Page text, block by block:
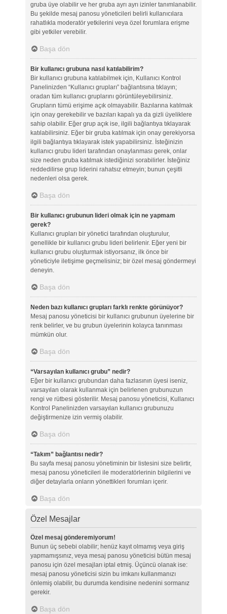
gruba üye olabilir ve her gruba ayrı ayrı izinler tanımlanabilir.
Bu şekilde mesaj panosu yöneticileri belirli kullanıcılara
rahatlıkla moderatör yetkilerini veya özel forumlara erişme
gibi yetkiler verebilir.
Başa dön
Bir kullanıcı grubuna nasıl katılabilirim?
Bir kullanıcı grubuna katılabilmek için, Kullanıcı Kontrol
Panelinizden “Kullanıcı grupları” bağlantısına tıklayın;
oradan tüm kullanıcı gruplarını görüntüleyebilirsiniz.
Grupların tümü erişime açık olmayabilir. Bazılarına katılmak
için onay gerekebilir ve bazıları kapalı ya da gizli üyeliklere
sahip olabilir. Eğer grup açık ise, ilgili bağlantıya tıklayarak
katılabilirsiniz. Eğer bir gruba katılmak için onay gerekiyorsa
ilgili bağlantıya tıklayarak istek yapabilirsiniz. İsteğinizin
kullanıcı grubu lideri tarafından onaylanması gerek, onlar
size neden gruba katılmak istediğinizi sorabilirler. İsteğiniz
reddedilirse grup liderini rahatsız etmeyin; bunun çeşitli
nedenleri olsa gerek.
Başa dön
Bir kullanıcı grubunun lideri olmak için ne yapmam
gerek?
Kullanıcı grupları bir yönetici tarafından oluşturulur,
genellikle bir kullanıcı grubu lideri belirlenir. Eğer yeni bir
kullanıcı grubu oluşturmak istiyorsanız, ilk önce bir
yöneticiyle iletişime geçmelisiniz; bir özel mesaj göndermeyi
deneyin.
Başa dön
Neden bazı kullanıcı grupları farklı renkte görünüyor?
Mesaj panosu yöneticisi bir kullanıcı grubunun üyelerine bir
renk belirler, ve bu grubun üyelerinin kolayca tanınması
mümkün olur.
Başa dön
“Varsayılan kullanıcı grubu” nedir?
Eğer bir kullanıcı grubundan daha fazlasının üyesi iseniz,
varsayılan olarak kullanmak için belirlenen grubunuzun
rengi ve rütbesi gösterilir. Mesaj panosu yöneticisi, Kullanıcı
Kontrol Panelinizden varsayılan kullanıcı grubunuzu
değiştirmenize izin vermiş olabilir.
Başa dön
“Takım” bağlantısı nedir?
Bu sayfa mesaj panosu yönetiminin bir listesini size belirtir,
mesaj panosu yöneticileri ile moderatörlerinin bilgilerini ve
diğer detaylarla onların yönettikleri forumları içerir.
Başa dön
Özel Mesajlar
Özel mesaj gönderemiyorum!
Bunun üç sebebi olabilir; henüz kayıt olmamış veya giriş
yapmamışsınız, veya mesaj panosu yöneticisi bütün mesaj
panosu için özel mesajları iptal etmiş. Üçüncü olanak ise:
mesaj panosu yöneticisi sizin bu imkanı kullanmanızı
önlemiş olabilir, bu durumda kendisine nedenini sormanız
gerekir.
Başa dön